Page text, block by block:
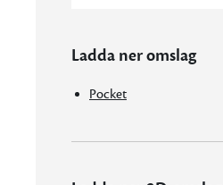
Ladda ner omslag
Pocket